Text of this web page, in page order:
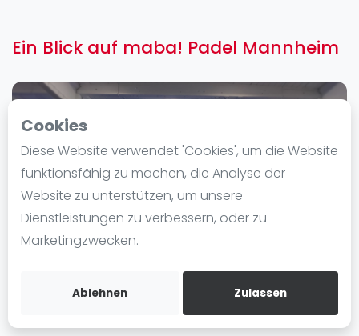
Cookies
Diese Website verwendet 'Cookies', um die Website
funktionsfähig zu machen, die Analyse der
Website zu unterstützen, um unsere
Dienstleistungen zu verbessern, oder zu
Marketingzwecken.
Ablehnen Zulassen
Frauen
FIP Frauen
Blog
Die Geschichte von Padel
Regeln und Punktzählung
Padel Schläge
Video
Ein Blick auf maba! Padel Mannheim